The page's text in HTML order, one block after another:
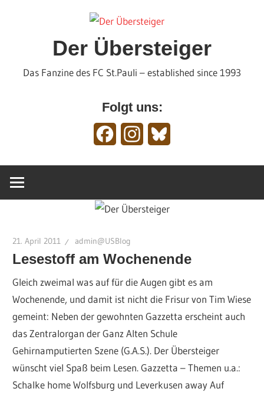
Der Übersteiger
Das Fanzine des FC St.Pauli – established since 1993
Folgt uns:
FacebookInstagram
21. April 2011 admin@USBlog
Lesestoff am Wochenende
Gleich zweimal was auf für die Augen gibt es am
Wochenende, und damit ist nicht die Frisur von Tim Wiese
gemeint: Neben der gewohnten Gazzetta erscheint auch
das Zentralorgan der Ganz Alten Schule
Gehirnamputierten Szene (G.A.S.). Der Übersteiger
wünscht viel Spaß beim Lesen. Gazzetta – Themen u.a.:
Schalke home Wolfsburg und Leverkusen away Auf